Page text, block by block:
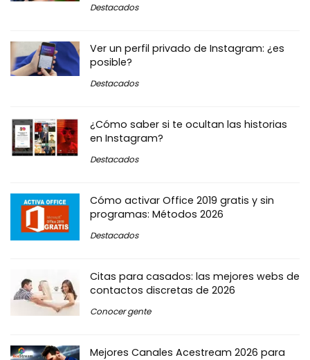
Destacados
Ver un perfil privado de Instagram: ¿es
posible?
Destacados
¿Cómo saber si te ocultan las historias
en Instagram?
Destacados
Cómo activar Office 2019 gratis y sin
programas: Métodos 2026
Destacados
Citas para casados: las mejores webs de
contactos discretas de 2026
Conocer gente
Mejores Canales Acestream 2026 para